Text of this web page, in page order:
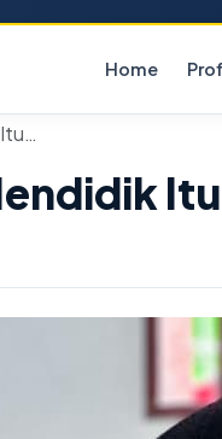
Home